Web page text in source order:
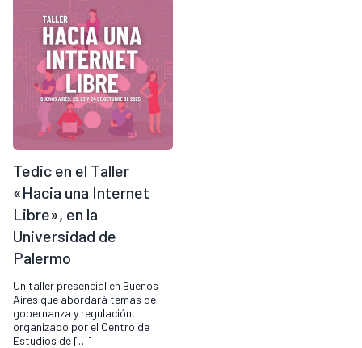
Tedic en el Taller
«Hacia una Internet
Libre», en la
Universidad de
Palermo
Un taller presencial en Buenos
Aires que abordará temas de
gobernanza y regulación,
organizado por el Centro de
Estudios de […]